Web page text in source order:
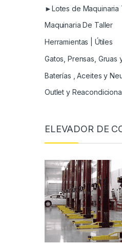
►Lotes de Maquinaria
Maquinaria De Taller
Herramientas | Útiles
Gatos, Prensas, Gruas
Baterías , Aceites y
Outlet y
ELEVADOR DE